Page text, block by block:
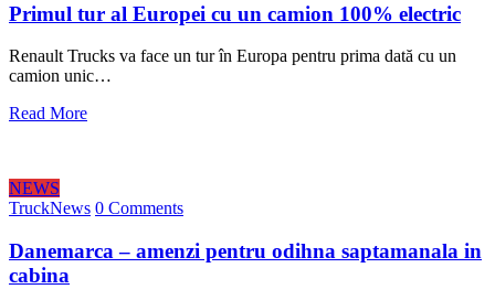
Primul tur al Europei cu un camion 100% electric
Renault Trucks va face un tur în Europa pentru prima dată cu un
camion unic…
Read More
NEWS
TruckNews 0 Comments
Danemarca – amenzi pentru odihna saptamanala in
cabina